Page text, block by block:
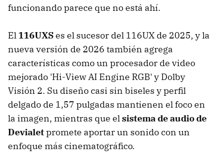
funcionando parece que no está ahí.
El 116UXSes el sucesor del 116UX de 2025, y la
nueva versión de 2026 también agrega
características como un procesador de video
mejorado 'Hi-View AI Engine RGB' y Dolby
Visión 2. Su diseño casi sin biseles y perfil
delgado de 1,57 pulgadas mantienen el foco en
la imagen, mientras que elsistema de audio de
Devialetpromete aportar un sonido con un
enfoque más cinematográfico.